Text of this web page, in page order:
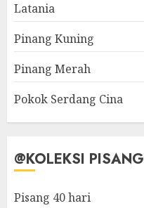
Latania
Pinang Kuning
Pinang Merah
Pokok Serdang Cina
@KOLEKSI PISANG
Pisang 40 hari